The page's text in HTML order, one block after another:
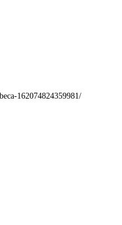
162074824359981/